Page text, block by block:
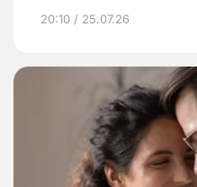
20:10 / 25.07.26